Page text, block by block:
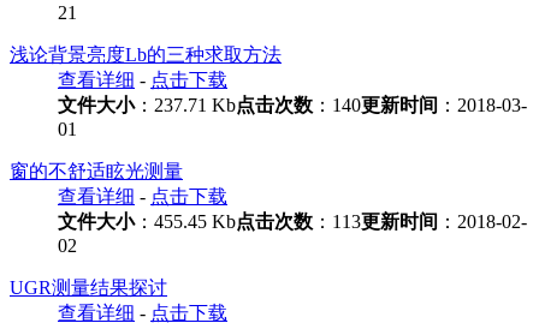
21
浅论背景亮度Lb的三种求取方法
查看详细 - 点击下载
文件大小：237.71 Kb点击次数 ：140更新时间 ：2018-03-
01
窗的不舒适眩光测量
查看详细 - 点击下载
文件大小：455.45 Kb点击次数 ：113更新时间 ：2018-02-
02
UGR测量结果探讨
查看详细 - 点击下载